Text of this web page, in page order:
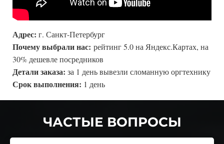
Адрес: г. Санкт-Петербург
Почему выбрали нас: рейтинг 5.0 на Яндекс.Картах, на
30% дешевле посредников
Детали заказа: за 1 день вывезли сломанную оргтехнику
Срок выполнения: 1 день
ЧАСТЫЕ ВОПРОСЫ